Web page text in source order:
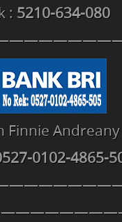
: 5210-634-080
Finnie Andreany
0102-4865-